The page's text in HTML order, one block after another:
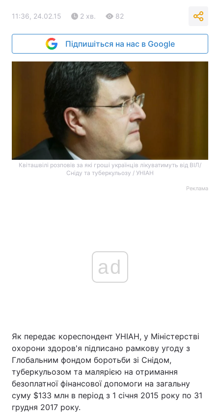
11:36, 24.02.15 2 хв. 82
Підпишіться на нас в Google
Квіташвілі розповів за які гроші українців лікуватимуть від ВІЛ/
Сніду та туберкульозу / УНІАН
Реклама
ad
Як передає кореспондент УНІАН, у Міністерстві
охорони здоров'я підписано рамкову угоду з
Глобальним фондом боротьби зі Снідом,
туберкульозом та малярією на отримання
безоплатної фінансової допомоги на загальну
суму $133 млн в період з 1 січня 2015 року по 31
грудня 2017 року.